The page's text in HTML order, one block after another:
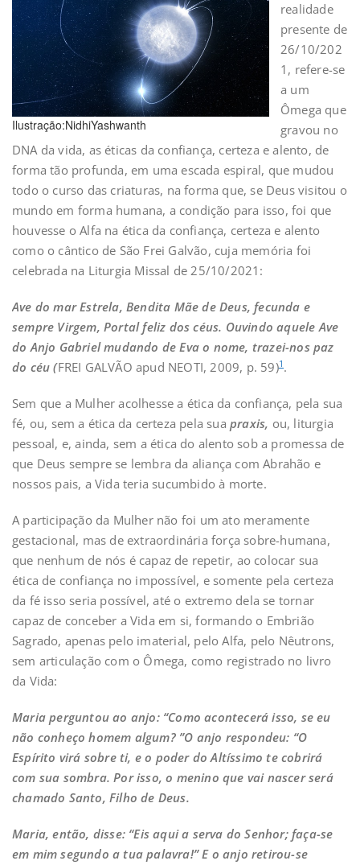
Ilustração:NidhiYashwanth
realidade
presente de
26/10/202
1, refere-se
a um
Ômega que
gravou no
DNA da vida, as éticas da confiança, certeza e alento, de
forma tão profunda, em uma escada espiral, que mudou
todo o curso das criaturas, na forma que, se Deus visitou o
mundo em forma humana, a condição para isso, foi que
houvesse o Alfa na ética da confiança, certeza e alento
como o cântico de São Frei Galvão, cuja memória foi
celebrada na Liturgia Missal de 25/10/2021:
Ave do mar Estrela, Bendita Mãe de Deus, fecunda e
sempre Virgem, Portal feliz dos céus. Ouvindo aquele Ave
do Anjo Gabriel mudando de Eva o nome, trazei-nos paz
do céu(FREI GALVÃO apud NEOTI, 2009, p. 59)1 .
Sem que a Mulher acolhesse a ética da confiança, pela sua
fé, ou, sem a ética da certeza pela sua praxis, ou, liturgia
pessoal, e, ainda, sem a ética do alento sob a promessa de
que Deus sempre se lembra da aliança com Abrahão e
nossos pais, a Vida teria sucumbido à morte.
A participação da Mulher não foi um ato meramente
gestacional, mas de extraordinária força sobre-humana,
que nenhum de nós é capaz de repetir, ao colocar sua
ética de confiança no impossível, e somente pela certeza
da fé isso seria possível, até o extremo dela se tornar
capaz de conceber a Vida em si, formando o Embrião
Sagrado, apenas pelo imaterial, pelo Alfa, pelo Nêutrons,
sem articulação com o Ômega, como registrado no livro
da Vida:
Maria perguntou ao anjo: “Como acontecerá isso, se eu
não conheço homem algum? ”O anjo respondeu: “O
Espírito virá sobre ti, e o poder do Altíssimo te cobrirá
com sua sombra. Por isso, o menino que vai nascer será
chamado Santo, Filho de Deus.
Maria, então, disse: “Eis aqui a serva do Senhor; faça-se
em mim segundo a tua palavra!” E o anjo retirou-se